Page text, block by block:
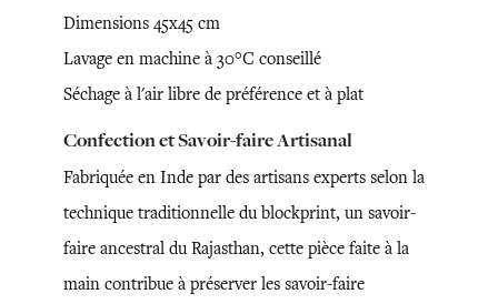
Dimensions 45x45 cm
Lavage en machine à 30°C conseillé
Séchage à l'air libre de préférence et à plat
Confection et Savoir-faire Artisanal
Fabriquée en Inde par des artisans experts selon la
technique traditionnelle du blockprint, un savoir-
faire ancestral du Rajasthan, cette pièce faite à la
main contribue à préserver les savoir-faire